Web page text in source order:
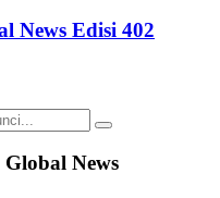
News Edisi 402
Search
News